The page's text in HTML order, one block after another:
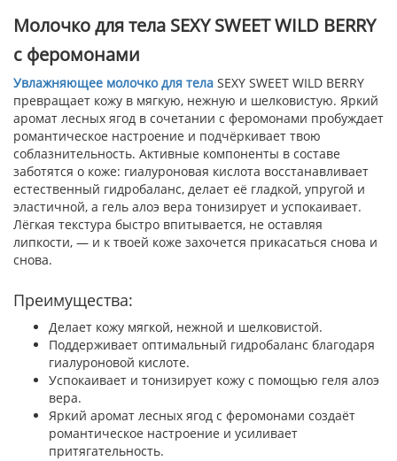
Молочко для тела SEXY SWEET WILD BERRY
с феромонами
Увлажняющее молочко для тела SEXY SWEET WILD BERRY
превращает кожу в мягкую, нежную и шелковистую. Яркий
аромат лесных ягод в сочетании с феромонами пробуждает
романтическое настроение и подчёркивает твою
соблазнительность. Активные компоненты в составе
заботятся о коже: гиалуроновая кислота восстанавливает
естественный гидробаланс, делает её гладкой, упругой и
эластичной, а гель алоэ вера тонизирует и успокаивает.
Лёгкая текстура быстро впитывается, не оставляя
липкости, — и к твоей коже захочется прикасаться снова и
снова.
Преимущества:
Делает кожу мягкой, нежной и шелковистой.
Поддерживает оптимальный гидробаланс благодаря
гиалуроновой кислоте.
Успокаивает и тонизирует кожу с помощью геля алоэ
вера.
Яркий аромат лесных ягод с феромонами создаёт
романтическое настроение и усиливает
притягательность.